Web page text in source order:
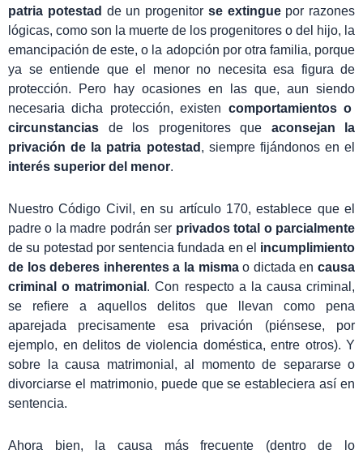
patria potestad de un progenitor se extinguepor razones
lógicas, como son la muerte de los progenitores o del hijo, la
emancipación de este, o la adopción por otra familia, porque
ya se entiende que el menor no necesita esa figura de
protección. Pero hay ocasiones en las que, aun siendo
necesaria dicha protección, existen comportamientos o
circunstancias de los progenitores que aconsejan la
privación de la patria potestad, siempre fijándonos en el
interés superior del menor.
Nuestro Código Civil, en su artículo 170, establece que el
padre o la madre podrán ser privados total o parcialmente
de su potestad por sentencia fundada en el incumplimiento
de los deberes inherentes a la mismao dictada encausa
criminal o matrimonial. Con respecto a la causa criminal,
se refiere a aquellos delitos que llevan como pena
aparejada precisamente esa privación (piénsese, por
ejemplo, en delitos de violencia doméstica, entre otros). Y
sobre la causa matrimonial, al momento de separarse o
divorciarse el matrimonio, puede que se estableciera así en
sentencia.
Ahora bien, la causa más frecuente (dentro de lo